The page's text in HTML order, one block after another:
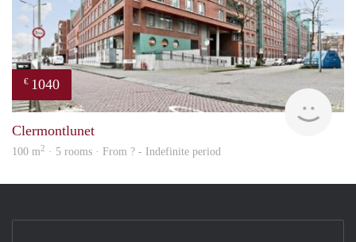
€ 1040
Clermontlunet
100 m2 · 5 rooms · From ? - Indefinite period